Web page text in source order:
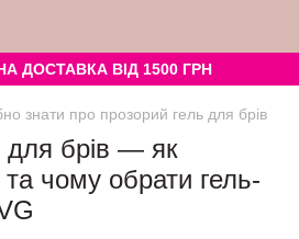
ДОСТАВКА ВІД 1500 ГРН
знати про прозорий гель для брів
для брів — як
та чому обрати гель-